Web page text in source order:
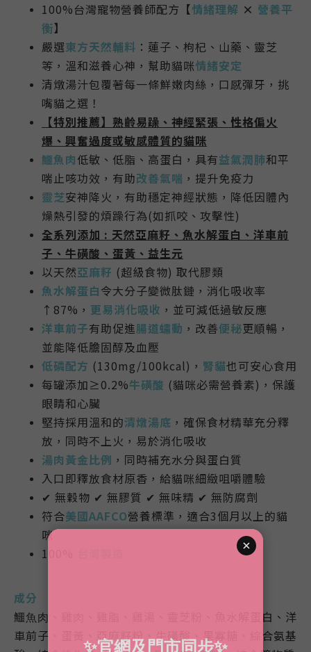
100%台灣寵物營養師配方 【情緒理解 × 營養平
衡】
嚴選東方天然輔料 ：蓮子、枸杞、山藥、靈芝
等， 溫和滋養心神，幫助貓咪情緒安定
清燉湯汁包覆著每一條鮮嫩肉絲， 口感彈牙， 挑
嘴貓之選！
【特別推薦】熟齡易躁、神經緊張 、 性格偏火
爆、 興奮過度或敏感體質的貓咪
鱷魚肉低敏、低脂、高蛋白，具有益氣潤肺和平
喘止咳功效，有助改善氣喘 ，提升免疫力
靈芝安神降火，有助穩定神經狀態 ，降低因體內
燥熱引發的煩躁行為(如抓咬、攻擊性)
全系列添加 : 天然亞麻籽、魚水解蛋白、洋車前
子、牛磺酸、蛋黃、益生元
以天然亞麻籽 (超級食物) 取代膠類
魚水解蛋白令大分子變微肽鏈，消化吸收率
↑87%， 更易消化吸收 ，並可減低過敏反應
洋車前子有助促進腸道蠕動 ，改善便秘更順暢，
並能降低膽固醇及血壓
低磷配方 (130mg/100kcal)， 腎貓也可安心食用
每罐添加≥0.2%牛磺酸 (貓咪必需營養素)，保護
眼睛和心臟
堅持採用溫和的清燉湯底 ，確保食材精華充分釋
放，同時不上火，易於消化吸收
湯肉黃金比例 ， 同時補充水分與蛋白質
入口即釋放食材原香，給貓咪細緻咀嚼體驗
✔ 無穀物 ✔ 無膠質 ✔ 無味精 ✔ 無防腐劑
符合美國AAFCO營養標準，適合3個月以上的貓
咪
100%
成分
鱷⿂⾁、雞⾁、雞脂、雞湯、靈芝粉、魚水解蛋白、洋
車前子、蛋黃、亞麻籽粉、牛磺酸、果寡糖、綜合氨基